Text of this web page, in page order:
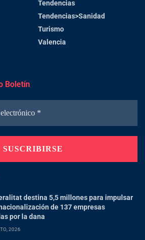
Tendencias
Tendencias>Sanidad
Turismo
Valencia
Boletín
destina 5,5 millones para impulsar
de 137 empresas
por la dana
2026